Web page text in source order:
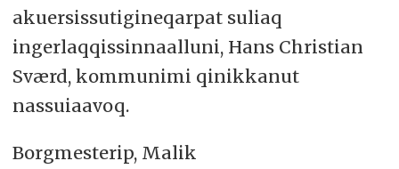
akuersissutigineqarpat suliaq
ingerlaqqissinnaalluni, Hans Christian
Sværd, kommunimi qinikkanut
nassuiaavoq.
Borgmesterip, Malik